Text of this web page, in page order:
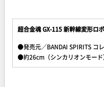
超合金魂 GX-115 新幹線変形ロ
●発売元／BANDAI SPIRITS コ
●約26cm（シンカリオンモード